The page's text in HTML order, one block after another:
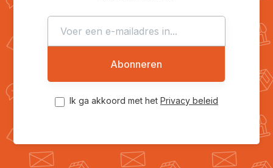
Abonneren
Ik ga akkoord met het Privacy beleid